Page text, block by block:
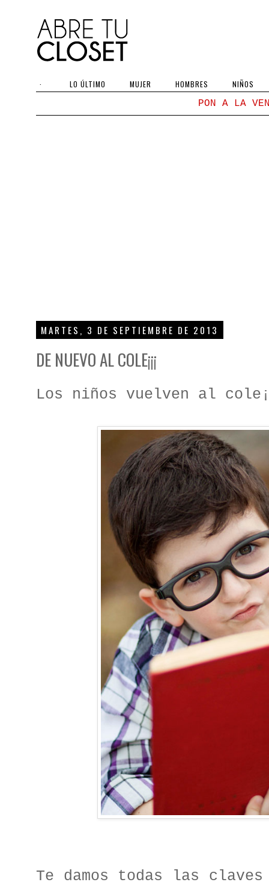
· LO ÚLTIMO MUJER HOMBRES NIÑOS
PON A LA
MARTES, 3 DE SEPTIEMBRE DE 2013
DE NUEVO AL COLE¡¡¡
Los niños vuelven al
Te damos todas las